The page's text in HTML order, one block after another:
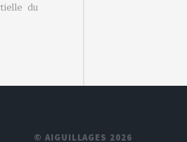
du
© AIGUILLAGES 2026